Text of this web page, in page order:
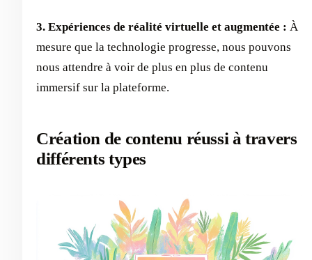
3. Expériences de réalité virtuelle et augmentée : À
mesure que la technologie progresse, nous pouvons
nous attendre à voir de plus en plus de contenu
immersif sur la plateforme.
Création de contenu réussi à travers
différents types